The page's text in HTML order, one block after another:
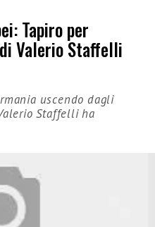
Tapiro per
Valerio Staffelli
uscendo dagli
Staffelli ha